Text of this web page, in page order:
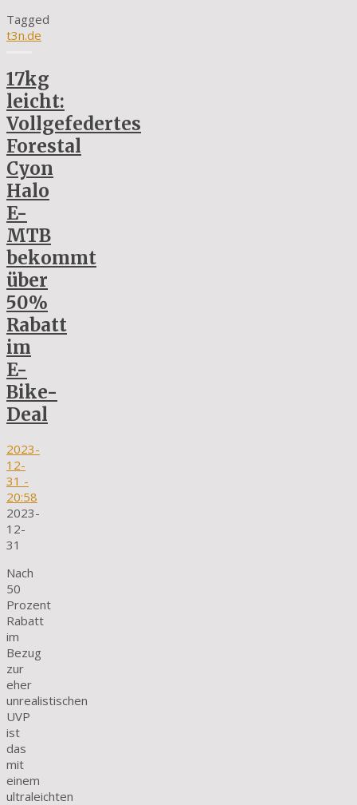
Tagged
t3n.de
17kg
leicht:
Vollgefedertes
Forestal
Cyon
Halo
E-
MTB
bekommt
über
50%
Rabatt
im
E-
Bike-
Deal
2023-
12-
31 -
20:58
2023-
12-
31
Nach
50
Prozent
Rabatt
im
Bezug
zur
eher
unrealistischen
UVP
ist
das
mit
einem
ultraleichten